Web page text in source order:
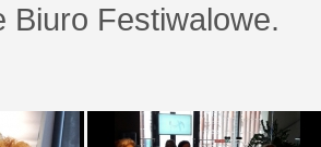
Biuro Festiwalowe.